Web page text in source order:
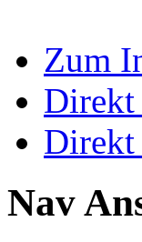
Zum
Direkt
Direkt
Nav